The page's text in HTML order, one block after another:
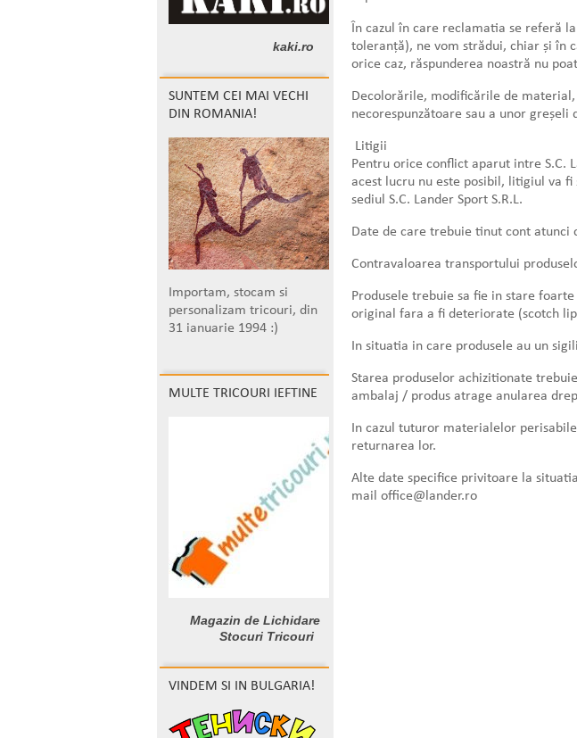
kaki.ro
SUNTEM CEI MAI VECHI
DIN ROMANIA!
Importam, stocam si
personalizam tricouri, din
31 ianuarie 1994 :)
MULTE TRICOURI IEFTINE
Magazin de Lichidare
Stocuri Tricouri
VINDEM SI IN BULGARIA!
În cazul în care reclamatia se referă
toleranță), ne vom strădui, chiar și în
orice caz, răspunderea noastră nu
Decolorările, modificările de
necorespunzătoare sau a unor
Litigii
Pentru orice conflict aparut intre S.C.
acest lucru nu este posibil, litigiul va
sediul S.C. Lander Sport S.R.L.
Date de care trebuie tinut cont atunci
Contravaloarea transportului
Produsele trebuie sa fie in stare
original fara a fi deteriorate (scotch
In situatia in care produsele au un
Starea produselor achizitionate
ambalaj / produs atrage anularea
In cazul tuturor materialelor
returnarea lor.
Alte date specifice privitoare la
mail office@lander.ro